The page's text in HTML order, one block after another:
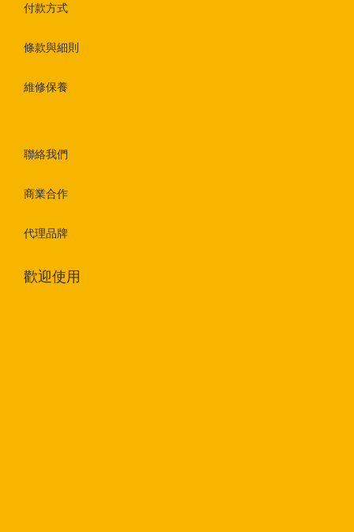
付款方式
條款與細則
維修保養
聯絡我們
商業合作
代理品牌
歡迎使用